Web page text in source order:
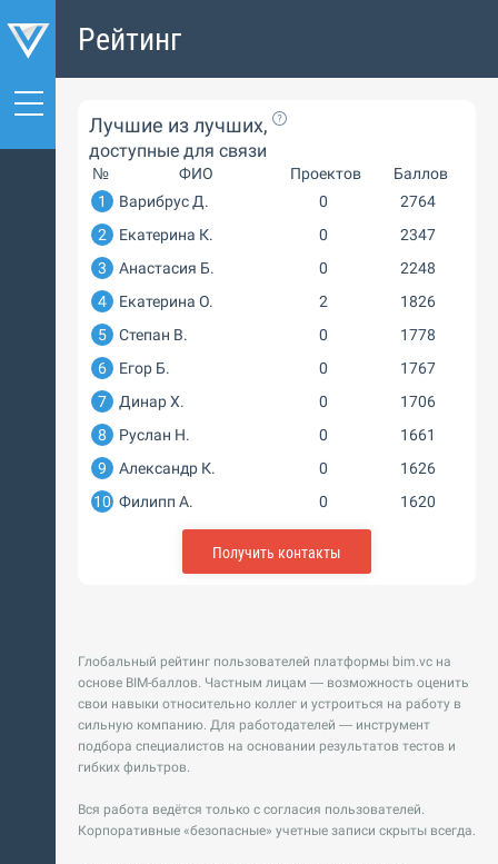
Рейтинг
Глобальный рейтинг пользователей платформы bim.vc на
основе BIM-баллов. Частным лицам — возможность оценить
свои навыки относительно коллег и устроиться на работу в
сильную компанию. Для работодателей — инструмент
подбора специалистов на основании результатов тестов и
гибких фильтров.
Вся работа ведётся только с согласия пользователей.
Корпоративные «безопасные» учетные записи скрыты всегда.
Лучшие из лучших,
доступные для связи
№ ФИО Проектов
Баллов
1
Варибрус Д. 0
2764
2
Екатерина К. 0
2347
3
Анастасия Б. 0
2248
4
Екатерина О. 2
1826
5
Степан В. 0
1778
6
Егор Б. 0
1767
7
Динар Х. 0
1706
8
Руслан Н. 0
1661
9
Александр К. 0
1626
10 Филипп А. 0 1620
Получить контакты